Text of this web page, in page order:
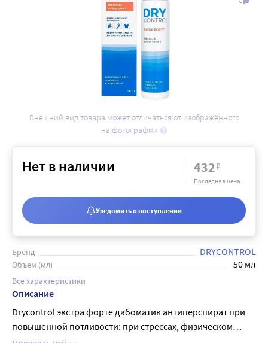
Внешний вид товара может отличаться от изображённого
на фотографии
Бренд DRYCONTROL
Объем (мл) 50 мл
Все характеристики
Описание
Drycontrol экстра форте дабоматик антиперспират при
повышенной потливости: при стрессах, физическом
напряжении, жаркой погоде, возрастных изменениях.
Нет в наличии 432₽
Последняя цена
Уведомить о поступлении